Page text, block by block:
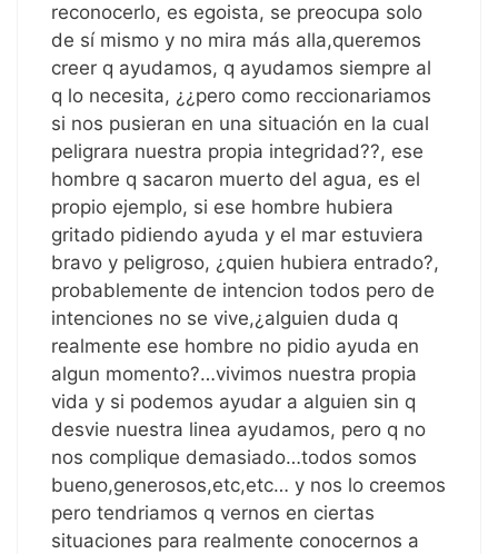
reconocerlo, es egoista, se preocupa solo
de sí mismo y no mira más alla,queremos
creer q ayudamos, q ayudamos siempre al
q lo necesita, ¿¿pero como reccionariamos
si nos pusieran en una situación en la cual
peligrara nuestra propia integridad??, ese
hombre q sacaron muerto del agua, es el
propio ejemplo, si ese hombre hubiera
gritado pidiendo ayuda y el mar estuviera
bravo y peligroso, ¿quien hubiera entrado?,
probablemente de intencion todos pero de
intenciones no se vive,¿alguien duda q
realmente ese hombre no pidio ayuda en
algun momento?…vivimos nuestra propia
vida y si podemos ayudar a alguien sin q
desvie nuestra linea ayudamos, pero q no
nos complique demasiado…todos somos
bueno,generosos,etc,etc… y nos lo creemos
pero tendriamos q vernos en ciertas
situaciones para realmente conocernos a